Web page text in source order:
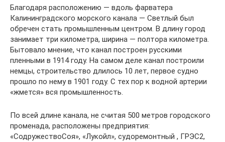
Благодаря расположению — вдоль фарватера
Калининградского морского канала — Светлый был
обречен стать промышленным центром. В длину город
занимает три километра, ширина — полтора километра.
Бытовало мнение, что канал построен русскими
пленными в 1914 году. На самом деле канал построили
немцы, строительство длилось 10 лет, первое судно
прошло по нему в 1901 году. С тех пор к водной артерии
«жмется» вся промышленность.
По всей длине канала, не считая 500 метров городского
променада, расположены предприятия:
«СодружествоСоя», «Лукойл», судоремонтный , ГРЭС2,